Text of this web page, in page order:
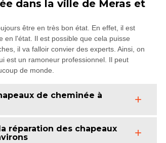
dans la ville de Meras et
être en très bon état. En effet, il est
en l'état. Il est possible que cela puisse
il va falloir convier des experts. Ainsi, on
est un ramoneur professionnel. Il peut
de monde.
de cheminée à
réparation des chapeaux